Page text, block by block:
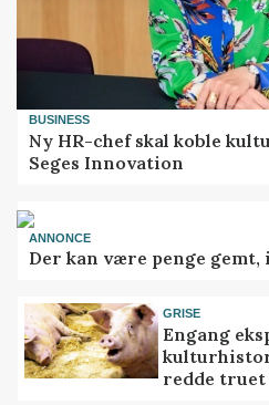
BUSINESS
Ny HR-chef skal koble
Seges Innovation
ANNONCE
Der kan være penge
GRISE
Engang
redde truet